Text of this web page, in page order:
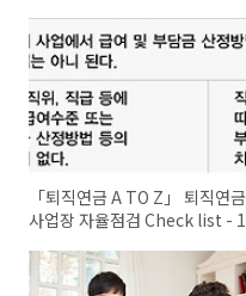
「퇴직연금 A TO Z」 퇴직연금
사업장 자율점검 Check list - 1